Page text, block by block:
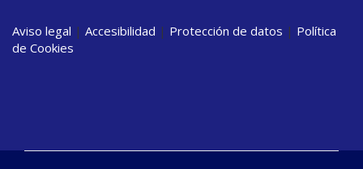
Aviso legal | Accesibilidad | Protección de datos | Política
de Cookies